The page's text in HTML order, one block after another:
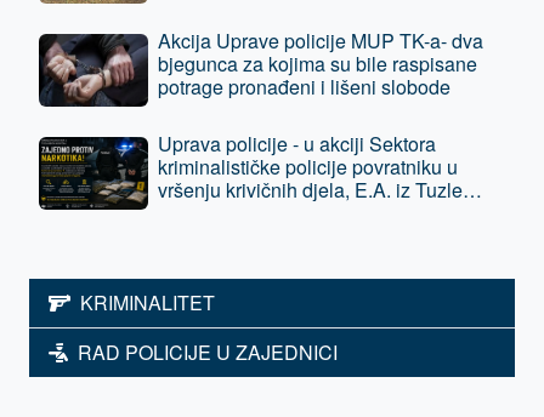
Akcija Uprave policije MUP TK-a- dva
bjegunca za kojima su bile raspisane
potrage pronađeni i lišeni slobode
Uprava policije - u akciji Sektora
kriminalističke policije povratniku u
vršenju krivičnih djela, E.A. iz Tuzle
KRIMINALITET
RAD POLICIJE U ZAJEDNICI